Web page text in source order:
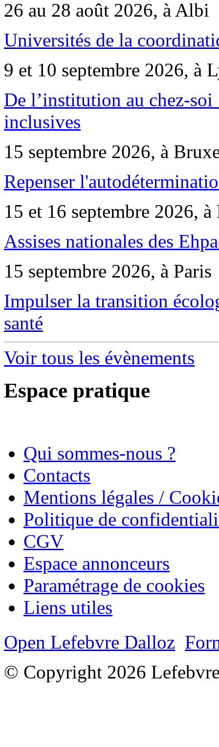
26 au 28 août 2026, à Albi
Universités de la
9 et 10 septembre 2026, à
De l’institution au chez-
inclusives
15 septembre 2026, à
Repenser
15 et 16 septembre 2026, à
Assises nationales des
15 septembre 2026, à Paris
Impulser la transition
santé
Voir tous les évènements
Espace pratique
Qui sommes-nous ?
Contacts
Mentions légales /
Politique de
CGV
Espace annonceurs
Paramétrage de cookies
Liens utiles
Open Lefebvre Dalloz
© Copyright 2026